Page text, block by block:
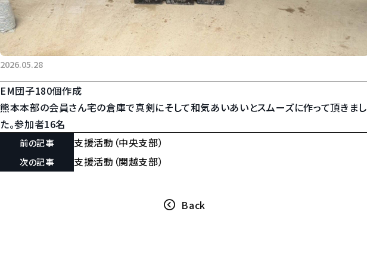
2026.05.28
EM団子180個作成
熊本本部の会員さん宅の倉庫で真剣にそして和気あいあいとスムーズに作って頂きまし
た。参加者16名
前の記事 支援活動（中央支部）
次の記事 支援活動（関越支部）
Back